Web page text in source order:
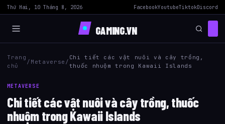
Thứ Hai, 10 Tháng 8, 2026 FacebookYoutubeTiktokDiscord
GAMING.VN
Trang
chủ
/ Metaverse /
Chi tiết các vật nuôi và cây trồng,
thuốc nhuộm trong Kawaii Islands
METAVERSE
Chi tiết các vật nuôi và cây trồng, thuốc
nhuộm trong Kawaii Islands